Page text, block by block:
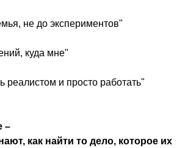
не до экспериментов"
куда мне"
реалистом и просто работать"
–
как найти то дело, которое их